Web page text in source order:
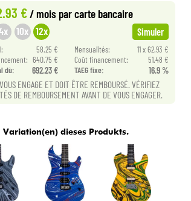
€/ mois par carte bancaire
10x 12x Simuler
58.25 € Mensualités:
11 x 62.93 €
640.75 € Coût financement:
51.48 €
dù:
692.23 € TAEG fixe: 16.9 %
ENGAGE ET DOIT ÊTRE REMBOURSÉ. VÉRIFIEZ
DE REMBOURSEMENT AVANT DE VOUS ENGAGER.
Variation(en) dieses Produkts.